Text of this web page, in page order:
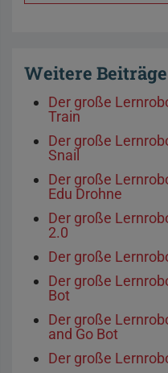
Weitere
Der große
Train
Der große
Snail
Der große
Edu Drohne
Der große
2.0
Der große
Der große
Bot
Der große
and Go Bot
Der große